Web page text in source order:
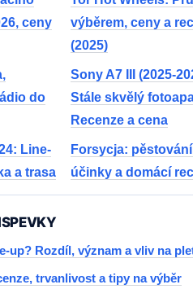
ceny
výběrem, ceny a
(2025)
do
Sony A7 III (2025-
Stále skvělý
Recenze a cena
Line-
a trasa
Forsycja:
účinky a domácí
up? Rozdíl, význam a vliv na
trvanlivost a tipy na výběr